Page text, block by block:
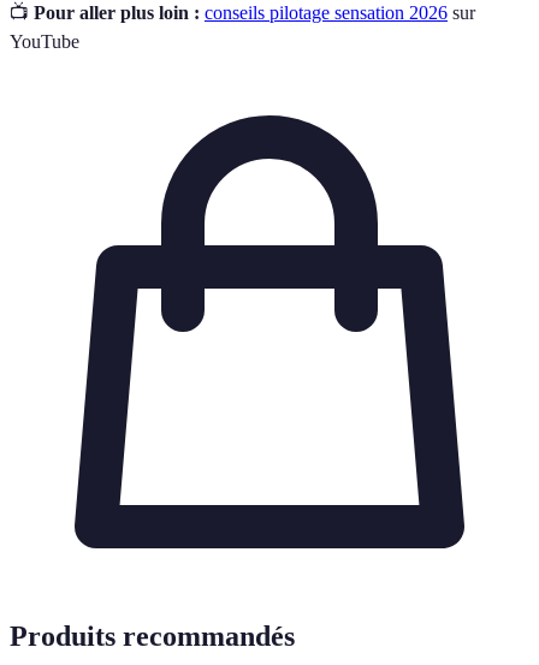
📺 Pour aller plus loin : conseils pilotage sensation 2026 sur
YouTube
Produits recommandés